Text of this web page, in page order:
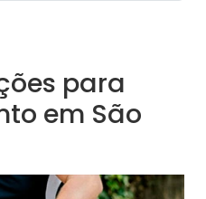
para
em São